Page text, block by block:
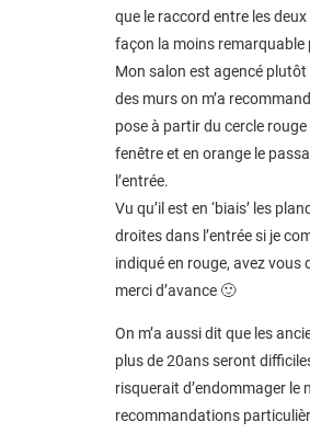
que le raccord entre les
façon la moins remarquable
Mon salon est agencé
des murs on m’a
pose à partir du cercle rouge
fenêtre et en orange le
l’entrée.
Vu qu’il est en ‘biais’ les
droites dans l’entrée si je
indiqué en rouge, avez
merci d’avance 🙂
On m’a aussi dit que les
plus de 20ans seront
risquerait d’endommager le
recommandations